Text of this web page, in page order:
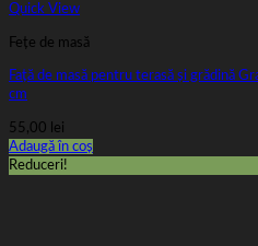
Quick View
Fețe de masă
Față de masă pentru terasă și grădină
cm
55,00 lei
Adaugă în coș
Reduceri!